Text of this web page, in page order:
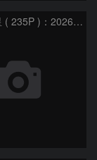
リニア彗星 ( 235P )：2026/05/20